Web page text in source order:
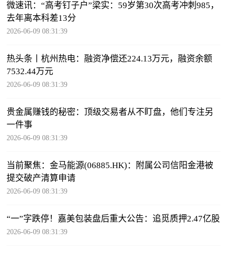
微速讯：“高考钉子户”梁实：59岁第30次高考冲刺985，
去年离本科差13分
2026-06-09 08:31:39
热头条丨杭州热电：融资净偿还224.13万元，融资余额
7532.44万元
2026-06-09 08:31:39
贵金属赚钱的秘密：顶级交易者从不盯盘，他们专注另
一件事
2026-06-09 08:31:39
当前聚焦：金马能源(06885.HK)：附属公司信阳金港被
提交破产清算申请
2026-06-09 08:31:39
“一”字跌停！嘉美包装盘后重大公告：追觅质押2.47亿股
2026-06-09 08:31:39